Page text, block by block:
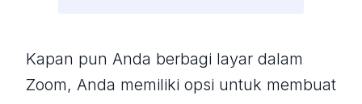
Kapan pun Anda berbagi layar dalam
Zoom, Anda memiliki opsi untuk membuat